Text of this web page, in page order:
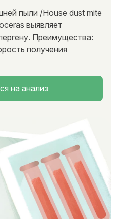
пыли /House dust mite
выявляет
Преимущества:
получения
на анализ